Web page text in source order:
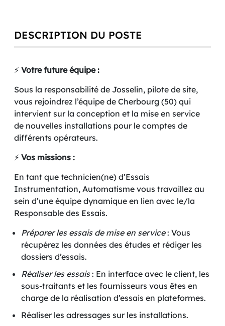
DESCRIPTION DU POSTE
⚡️ Votre future équipe :
Sous la responsabilité de Josselin, pilote de site,
vous rejoindrez l’équipe de Cherbourg (50) qui
intervient sur la conception et la mise en service
de nouvelles installations pour le comptes de
différents opérateurs.
⚡️ Vos missions :
En tant que technicien(ne) d’Essais
Instrumentation, Automatisme vous travaillez au
sein d’une équipe dynamique en lien avec le/la
Responsable des Essais.
Préparer les essais de mise en service: Vous
récupérez les données des études et rédiger les
dossiers d’essais.
Réaliser les essais: En interface avec le client, les
sous-traitants et les fournisseurs vous êtes en
charge de la réalisation d’essais en plateformes.
Réaliser les adressages sur les installations.